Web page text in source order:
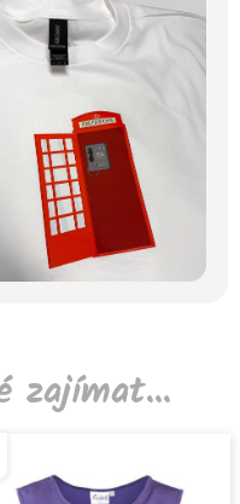
zajímat...